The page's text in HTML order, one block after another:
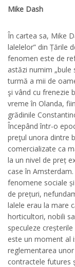
Mike Dash
În cartea sa, Mike
lalelelor” din Țările
fenomen este de
astăzi numim
turmă a mii de
şi vând cu frenezie
vreme în Olanda,
grădinile
Începând într-o
preţul unora dintre
comercializate ca
la un nivel de preț
case în
fenomene sociale
de prețuri,
lalele erau la mare
horticultori, nobili
speculeze
este un moment al
reglementarea
contractele futures